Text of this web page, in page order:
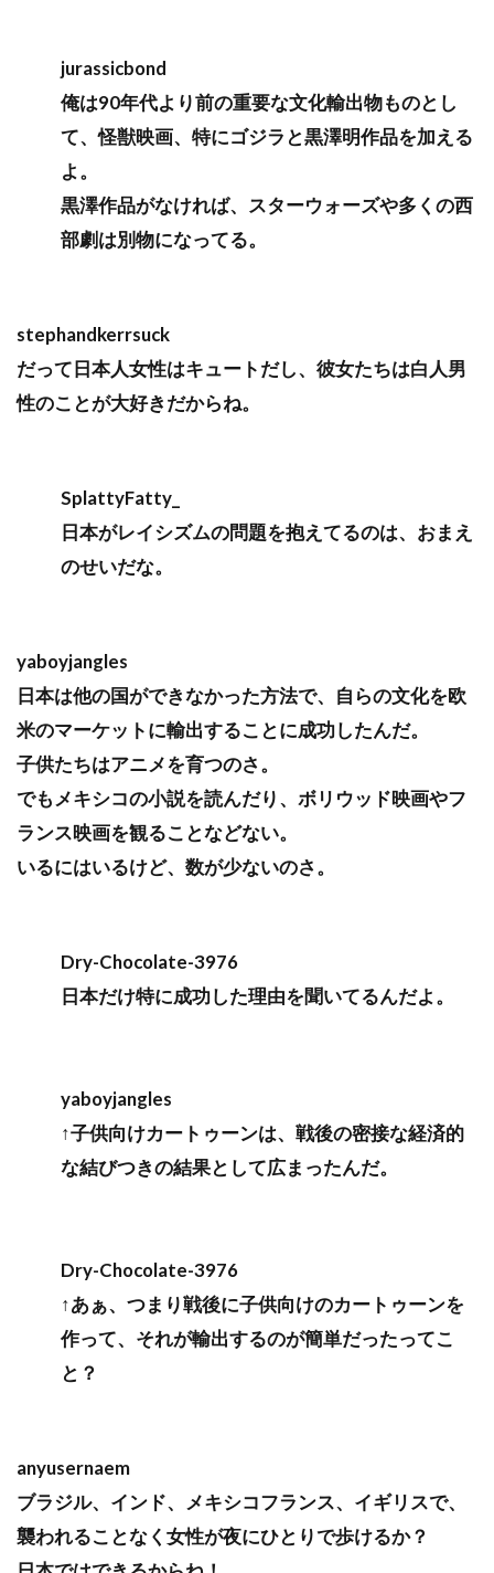
jurassicbond
俺は90年代より前の重要な文化輸出物ものとし
て、怪獣映画、特にゴジラと黒澤明作品を加える
よ。
黒澤作品がなければ、スターウォーズや多くの西
部劇は別物になってる。
stephandkerrsuck
だって日本人女性はキュートだし、彼女たちは白人男
性のことが大好きだからね。
SplattyFatty_
日本がレイシズムの問題を抱えてるのは、おまえ
のせいだな。
yaboyjangles
日本は他の国ができなかった方法で、自らの文化を欧
米のマーケットに輸出することに成功したんだ。
子供たちはアニメを育つのさ。
でもメキシコの小説を読んだり、ボリウッド映画やフ
ランス映画を観ることなどない。
いるにはいるけど、数が少ないのさ。
Dry-Chocolate-3976
日本だけ特に成功した理由を聞いてるんだよ。
yaboyjangles
↑子供向けカートゥーンは、戦後の密接な経済的
な結びつきの結果として広まったんだ。
Dry-Chocolate-3976
↑あぁ、つまり戦後に子供向けのカートゥーンを
作って、それが輸出するのが簡単だったってこ
と？
anyusernaem
ブラジル、インド、メキシコフランス、イギリスで、
襲われることなく女性が夜にひとりで歩けるか？